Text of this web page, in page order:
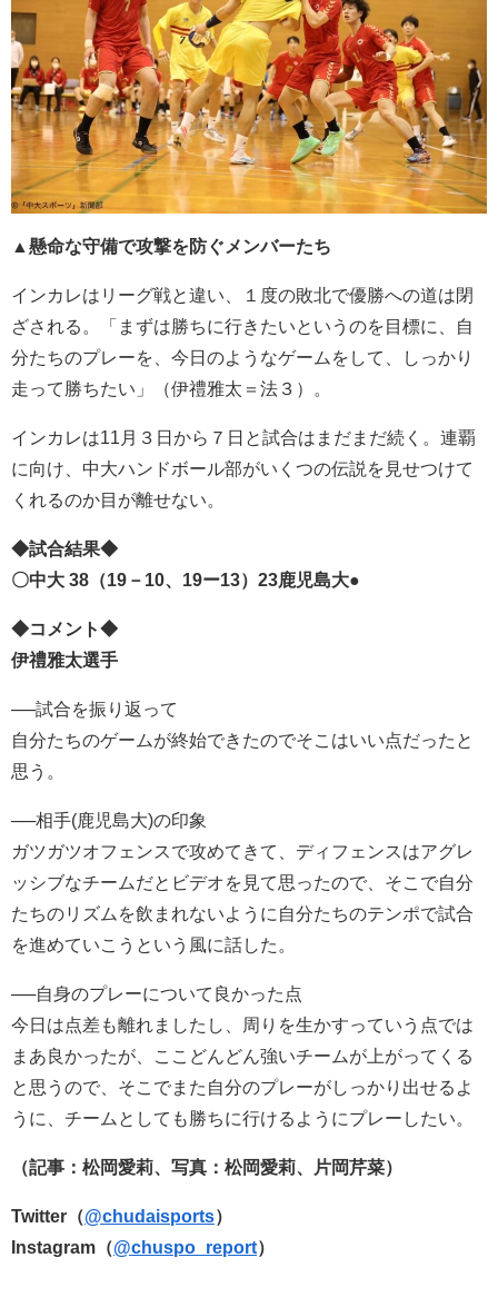
▲懸命な守備で攻撃を防ぐメンバーたち
インカレはリーグ戦と違い、１度の敗北で優勝への道は閉
ざされる。「まずは勝ちに行きたいというのを目標に、自
分たちのプレーを、今日のようなゲームをして、しっかり
走って勝ちたい」（伊禮雅太＝法３）。
インカレは11 月３日から７日と試合はまだまだ続く。連覇
に向け、中大ハンドボール部がいくつの伝説を見せつけて
くれるのか目が離せない。
◆試合結果◆
〇中大 38（19－10、19ー13）23鹿児島大●
◆コメント◆
伊禮雅太選手
──試合を振り返って
自分たちのゲームが終始できたのでそこはいい点だったと
思う。
──相手(鹿児島大)の印象
ガツガツオフェンスで攻めてきて、ディフェンスはアグレ
ッシブなチームだとビデオを見て思ったので、そこで自分
たちのリズムを飲まれないように自分たちのテンポで試合
を進めていこうという風に話した。
──自身のプレーについて良かった点
今日は点差も離れましたし、周りを生かすっていう点では
まあ良かったが、ここどんどん強いチームが上がってくる
と思うので、そこでまた自分のプレーがしっかり出せるよ
うに、チームとしても勝ちに行けるようにプレーしたい。
（記事：松岡愛莉、写真：松岡愛莉、片岡芹菜）
Twitter（@chudaisports）
Instagram（@chuspo_report）